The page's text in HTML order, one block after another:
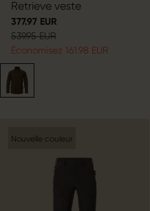
Retrieve veste
377.97 EUR
539.95 EUR
Économisez 161.98 EUR
Nouvelle couleur